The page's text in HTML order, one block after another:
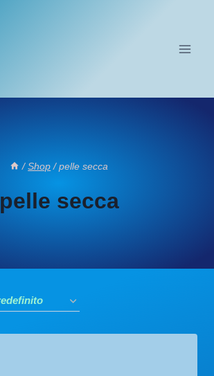
/ Shop / pelle secca
pelle secca